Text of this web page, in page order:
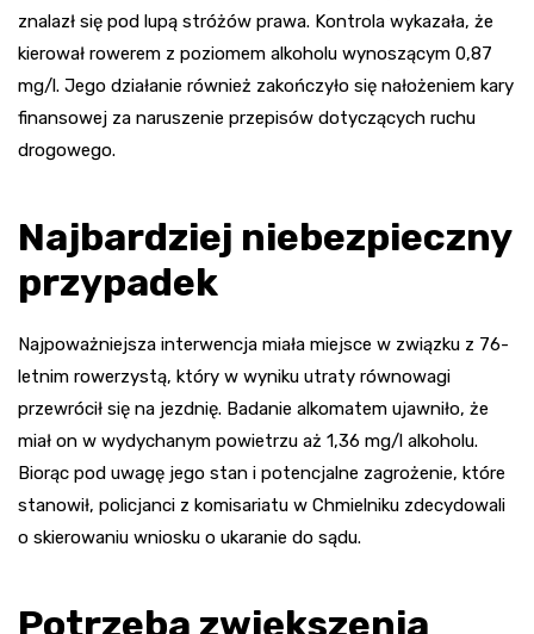
znalazł się pod lupą stróżów prawa. Kontrola wykazała, że
kierował rowerem z poziomem alkoholu wynoszącym 0,87
mg/l. Jego działanie również zakończyło się nałożeniem kary
finansowej za naruszenie przepisów dotyczących ruchu
drogowego.
Najbardziej niebezpieczny
przypadek
Najpoważniejsza interwencja miała miejsce w związku z 76-
letnim rowerzystą, który w wyniku utraty równowagi
przewrócił się na jezdnię. Badanie alkomatem ujawniło, że
miał on w wydychanym powietrzu aż 1,36 mg/l alkoholu.
Biorąc pod uwagę jego stan i potencjalne zagrożenie, które
stanowił, policjanci z komisariatu w Chmielniku zdecydowali
o skierowaniu wniosku o ukaranie do sądu.